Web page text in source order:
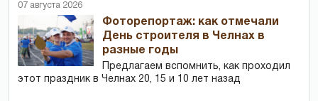
07 августа 2026
Фоторепортаж: как отмечали
День строителя в Челнах в
разные годы
Предлагаем вспомнить, как проходил
этот праздник в Челнах 20, 15 и 10 лет назад